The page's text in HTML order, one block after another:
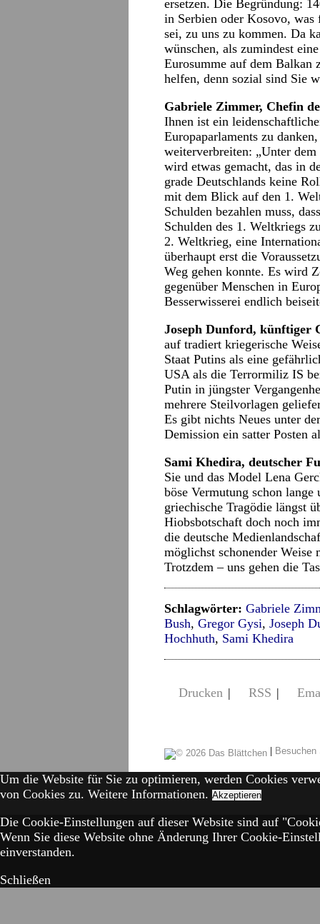
ersetzen. Die Begründung:
in Serbien oder Kosovo,
sei, zu uns zu kommen. Da
wünschen, als zumindest
Eurosumme auf dem
helfen, denn sozial sind Sie
Gabriele Zimmer, Chefin
Ihnen ist ein
Europaparlaments zu
weiterverbreiten: „Unter
wird etwas gemacht, das in
grade Deutschlands keine
mit dem Blick auf den 1.
Schulden bezahlen muss,
Schulden des 1. Weltkriegs
2. Weltkrieg, eine
überhaupt erst die
Weg gehen konnte. Es wird
gegenüber Menschen in
Besserwisserei endlich
Joseph Dunford, künftiger
auf tradiert kriegerische
Staat Putins als eine
USA als die Terrormiliz IS
Putin in jüngster
mehrere Steilvorlagen
Es gibt nichts Neues unter
Demission ein satter Posten
Sami Khedira, deutscher
Sie und das Model Lena
böse Vermutung schon
griechische Tragödie längst
Hiobsbotschaft doch noch
die deutsche
möglichst schonender Weise
Trotzdem – uns gehen die
Schlagwörter: Gabriele
Bush, Gregor Gysi, Joseph
Hochhuth, Sami Khedira
Drucken | RSS |
|
Um die Website für Sie zu optimieren, werden Cookies
von Cookies zu. Weitere Informationen. Akzeptieren
Die Cookie-Einstellungen auf dieser Website sind auf
Wenn Sie diese Website ohne Änderung Ihrer Cookie-
einverstanden.
Schließen